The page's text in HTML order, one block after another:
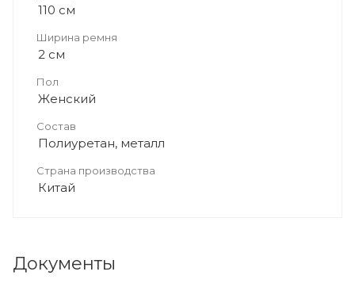
110 см
Ширина ремня
2 см
Пол
Женский
Состав
Полиуретан, металл
Страна производства
Китай
Документы